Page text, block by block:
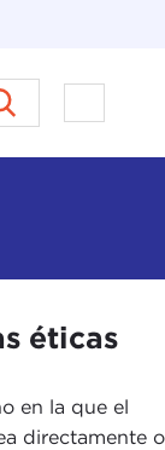
sobre Ética
Abrir el
éticas
en la que el
directamente o